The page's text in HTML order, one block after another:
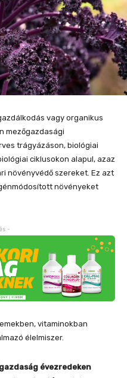
vagy organikus
mezőgazdasági
trágyázáson, biológiai
ciklusokon alapul, azaz
növényvédő szereket. Ez azt
növényeket
-
vitaminokban
élelmiszer.
évezredeken